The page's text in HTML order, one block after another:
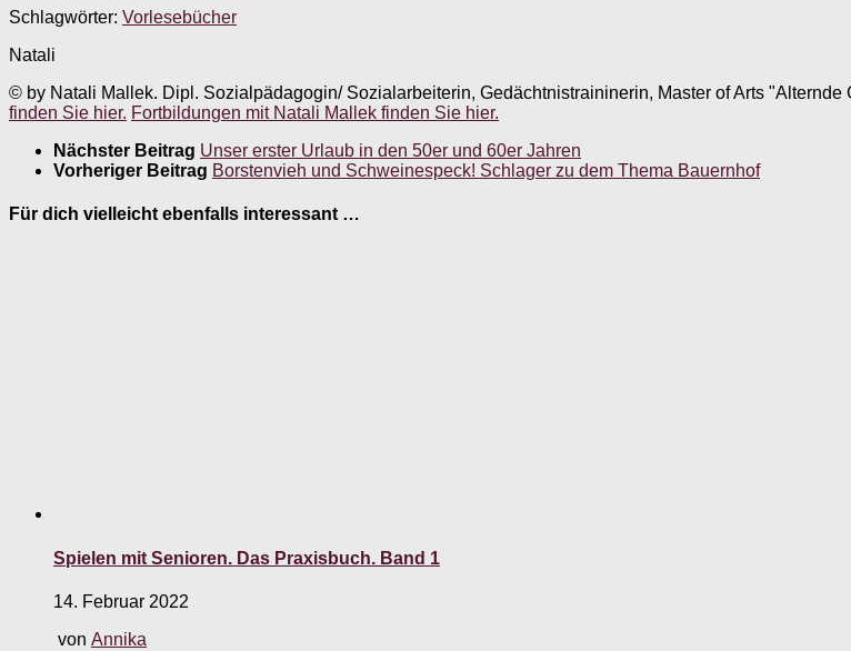
Schlagwörter: Vorlesebücher
Natali
© by Natali Mallek. Dipl. Sozialpädagogin/ Sozialarbeiterin, Gedächtnistraininerin, Master of Arts
finden Sie hier. Fortbildungen mit Natali Mallek finden Sie hier.
Nächster Beitrag Unser erster Urlaub in den 50er und 60er Jahren
Vorheriger Beitrag Borstenvieh und Schweinespeck! Schlager zu dem Thema Bauernhof
Für dich vielleicht ebenfalls interessant …
Spielen mit Senioren. Das Praxisbuch. Band 1
14. Februar 2022
von Annika